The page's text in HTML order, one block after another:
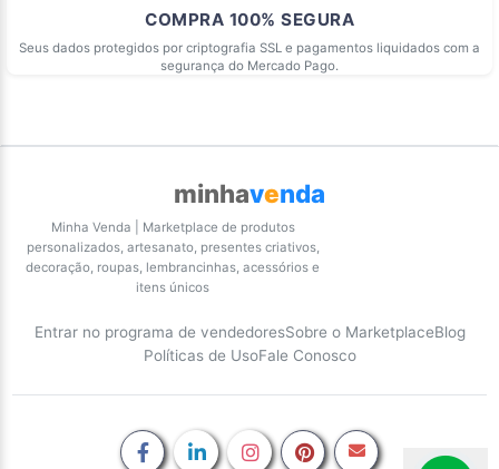
COMPRA 100% SEGURA
Seus dados protegidos por criptografia SSL e pagamentos liquidados com a
segurança do Mercado Pago.
minhavenda
Minha Venda | Marketplace de produtos
personalizados, artesanato, presentes criativos,
decoração, roupas, lembrancinhas, acessórios e
itens únicos
Entrar no programa de vendedoresSobre o MarketplaceBlog
Políticas de UsoFale Conosco